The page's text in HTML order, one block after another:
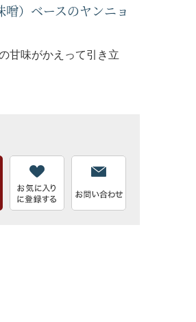
）ベースのヤンニョ
甘味がかえって引き立